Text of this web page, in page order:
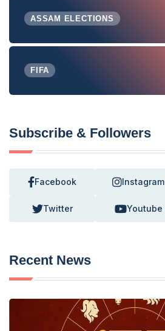
ASSAM ELECTIONS
FIFA
Subscribe & Followers
Facebook Instagram
Twitter Youtube
Recent News